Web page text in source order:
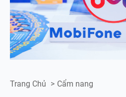
Trang Chủ > Cẩm nang